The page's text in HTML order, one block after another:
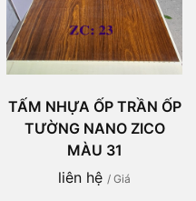
TẤM NHỰA ỐP TRẦN ỐP
TƯỜNG NANO ZICO
MÀU 31
liên hệ / Giá